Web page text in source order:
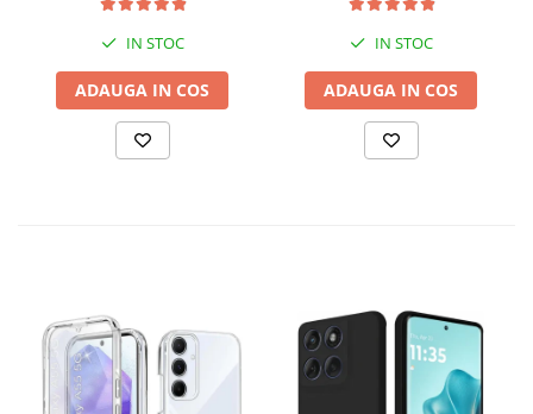
Formata din doua parti (fata + spate) care se suprapun perfect
la camere - Negru
IN STOC
ADAUGA IN COS
la camere - Mov
IN STOC
ADAUGA IN COS